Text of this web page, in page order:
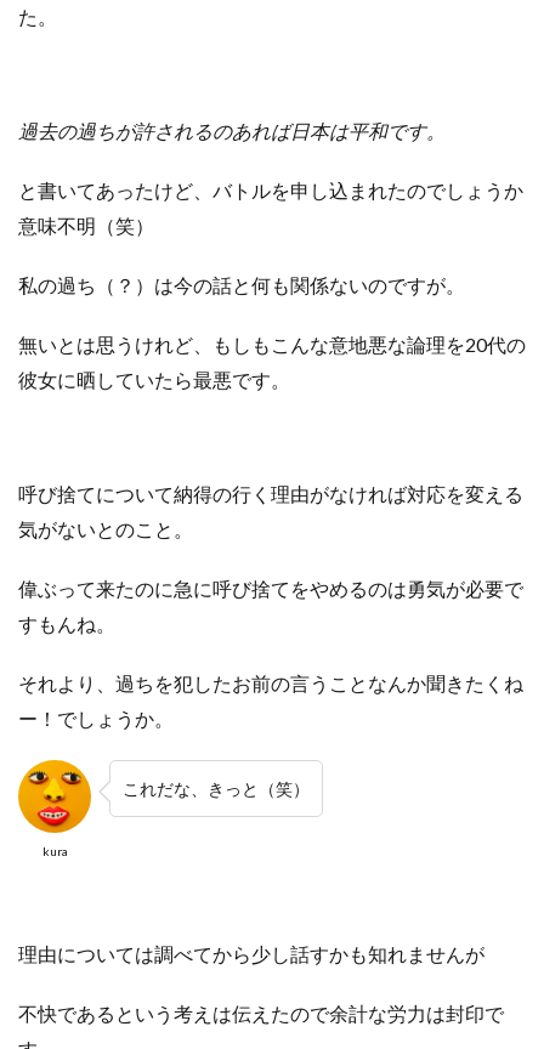
た。
過去の過ちが許されるのあれば日本は平和です。
と書いてあったけど、バトルを申し込まれたのでしょうか
意味不明（笑）
私の過ち（？）は今の話と何も関係ないのですが。
無いとは思うけれど、もしもこんな意地悪な論理を20代の
彼女に晒していたら最悪です。
呼び捨てについて納得の行く理由がなければ対応を変える
気がないとのこと。
偉ぶって来たのに急に呼び捨てをやめるのは勇気が必要で
すもんね。
それより、過ちを犯したお前の言うことなんか聞きたくね
ー！でしょうか。
kura
これだな、きっと（笑）
理由については調べてから少し話すかも知れませんが
不快であるという考えは伝えたので余計な労力は封印で